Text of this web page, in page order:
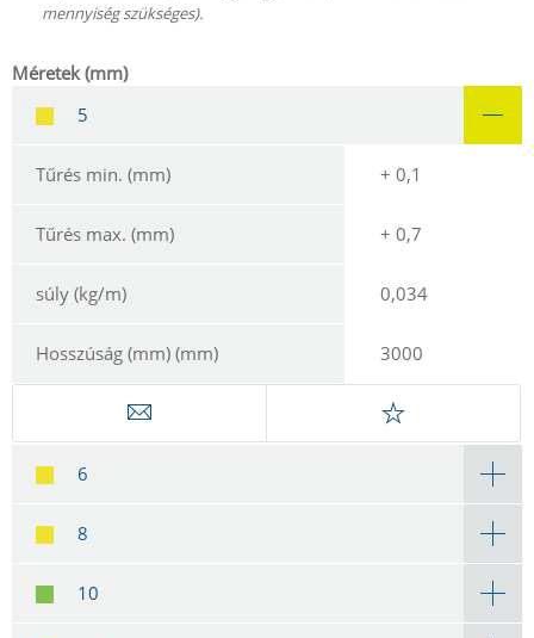
mennyiség szükséges).
Méretek (mm)
5
Tűrés min. (mm) + 0,1
Tűrés max. (mm) + 0,7
súly (kg/m) 0,034
Hosszúság (mm) (mm) 3000
6
8
10